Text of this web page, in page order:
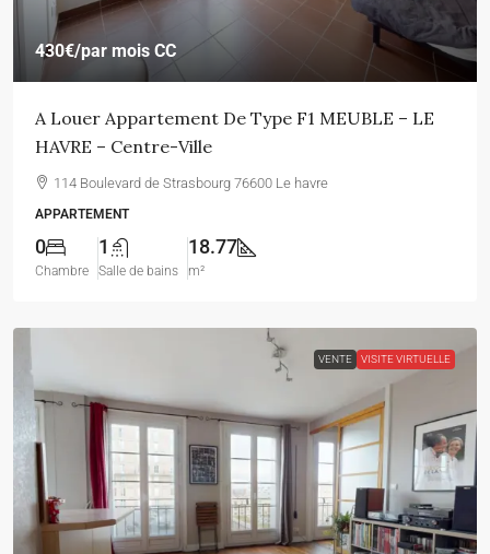
430€/par mois CC
A Louer Appartement De Type F1 MEUBLE – LE
HAVRE – Centre-Ville
114 Boulevard de Strasbourg 76600 Le havre
APPARTEMENT
0
Chambre
1
Salle de bains
18.77
m²
VENTE VISITE VIRTUELLE